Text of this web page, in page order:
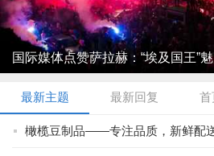
国际媒体点赞萨拉赫：“埃及国王”
力再 ...
最新主题 最新回复 首
橄榄豆制品——专注品质，新鲜配